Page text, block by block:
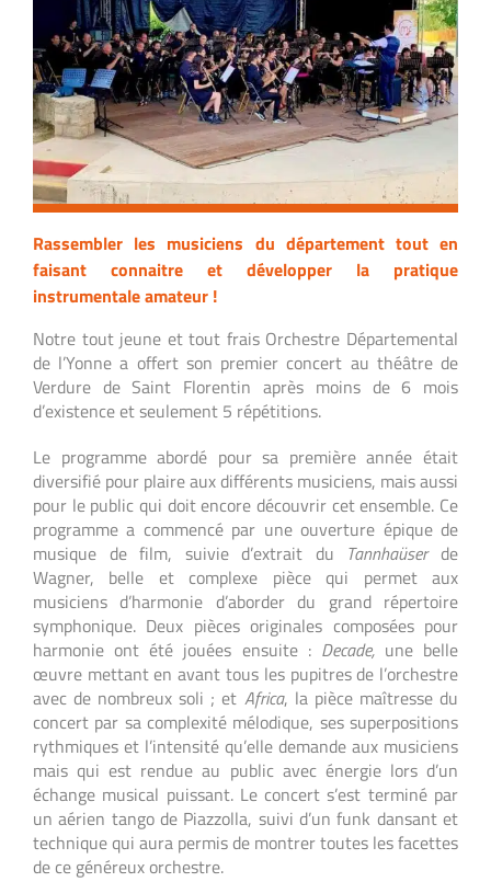
Rassembler les musiciens du département tout en
faisant connaitre et développer la pratique
instrumentale amateur !
Notre tout jeune et tout frais Orchestre Départemental
de l’Yonne a offert son premier concert au théâtre de
Verdure de Saint Florentin après moins de 6 mois
d’existence et seulement 5 répétitions.
Le programme abordé pour sa première année était
diversifié pour plaire aux différents musiciens, mais aussi
pour le public qui doit encore découvrir cet ensemble. Ce
programme a commencé par une ouverture épique de
musique de film, suivie d’extrait du Tannhaüserde
Wagner, belle et complexe pièce qui permet aux
musiciens d’harmonie d’aborder du grand répertoire
symphonique. Deux pièces originales composées pour
harmonie ont été jouées ensuite : Decade,une belle
œuvre mettant en avant tous les pupitres de l’orchestre
avec de nombreux soli ; et Africa, la pièce maîtresse du
concert par sa complexité mélodique, ses superpositions
rythmiques et l’intensité qu’elle demande aux musiciens
mais qui est rendue au public avec énergie lors d’un
échange musical puissant. Le concert s’est terminé par
un aérien tango de Piazzolla, suivi d’un funk dansant et
technique qui aura permis de montrer toutes les facettes
de ce généreux orchestre.